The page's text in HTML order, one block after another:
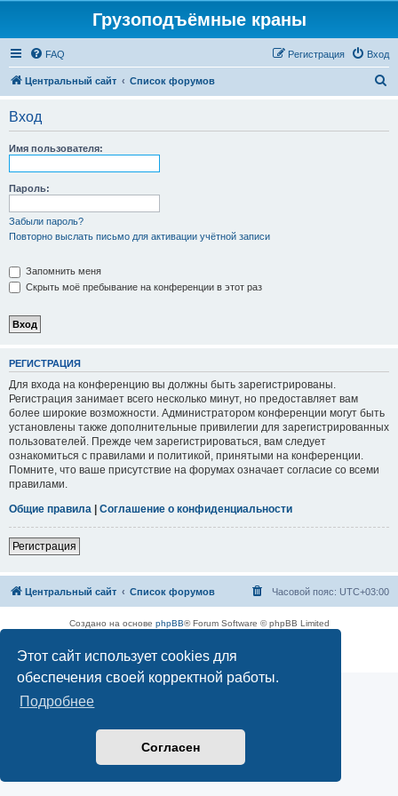
Этот сайт использует cookies для
обеспечения своей корректной работы.
Подробнее
Согласен
Грузоподъёмные краны
FAQ Вход
Регистрация
Центральный сайт Список форумов
Вход
Имя пользователя:
Пароль:
Забыли пароль?
Повторно выслать письмо для активации учётной записи
Запомнить меня
Скрыть моё пребывание на конференции в этот раз
РЕГИСТРАЦИЯ
Для входа на конференцию вы должны быть зарегистрированы.
Регистрация занимает всего несколько минут, но предоставляет вам
более широкие возможности. Администратором конференции могут быть
установлены также дополнительные привилегии для зарегистрированных
пользователей. Прежде чем зарегистрироваться, вам следует
ознакомиться с правилами и политикой, принятыми на конференции.
Помните, что ваше присутствие на форумах означает согласие со всеми
правилами.
Общие правила | Соглашение о конфиденциальности
Регистрация
Центральный сайт Список форумов Часовой пояс: UTC+03:00
Создано на основе phpBB® Forum Software © phpBB Limited
Конфиденциальность|Правила